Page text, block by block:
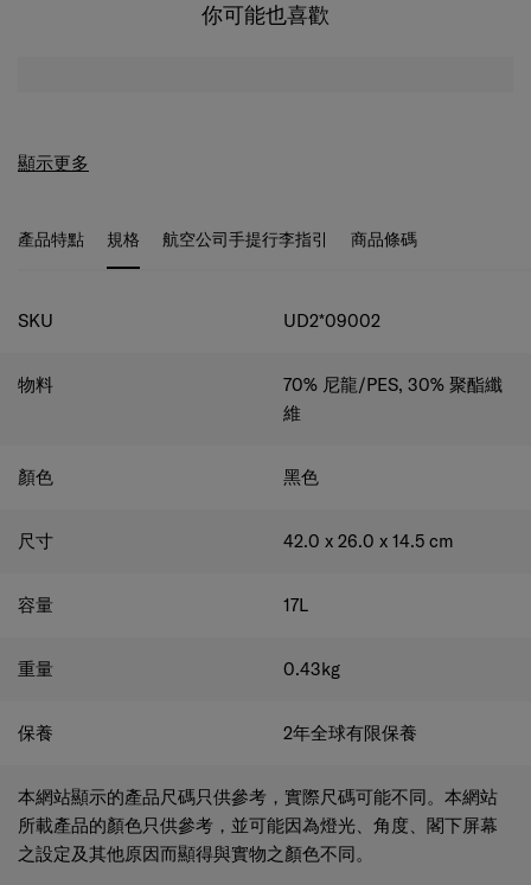
你可能也喜歡
顯示更多
產品特點 規格 航空公司手提行李指引 商品條碼
規格
SKU UD2*09002
物料
70% 尼龍/PES, 30% 聚酯纖
維
顏色 黑色
尺寸 42.0 x 26.0 x 14.5 cm
容量 17L
重量 0.43kg
保養 2年全球有限保養
本網站顯示的產品尺碼只供參考，實際尺碼可能不同。本網站
所載產品的顏色只供參考，並可能因為燈光、角度、閣下屏幕
之設定及其他原因而顯得與實物之顏色不同。